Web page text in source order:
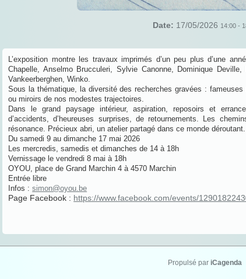
Date: 17/05/2026 14:00-
L’exposition montre les travaux imprimés d’un peu plus d’une
Chapelle, Anselmo Brucculeri, Sylvie Canonne, Dominique
Vankeerberghen, Winko.
Sous la thématique, la diversité des recherches gravées : fameuses
ou miroirs de nos modestes trajectoires.
Dans le grand paysage intérieur, aspiration, reposoirs et
d’accidents, d’heureuses surprises, de retournements. Les
résonance. Précieux abri, un atelier partagé dans ce monde déroutant.
Du samedi 9 au dimanche 17 mai 2026
Les mercredis, samedis et dimanches de 14 à 18h
Vernissage le vendredi 8 mai à 18h
OYOU, place de Grand Marchin 4 à 4570 Marchin
Entrée libre
Infos :simon@oyou.be
Page Facebook : https://www.facebook.com/events/
Propulsé par iCagenda